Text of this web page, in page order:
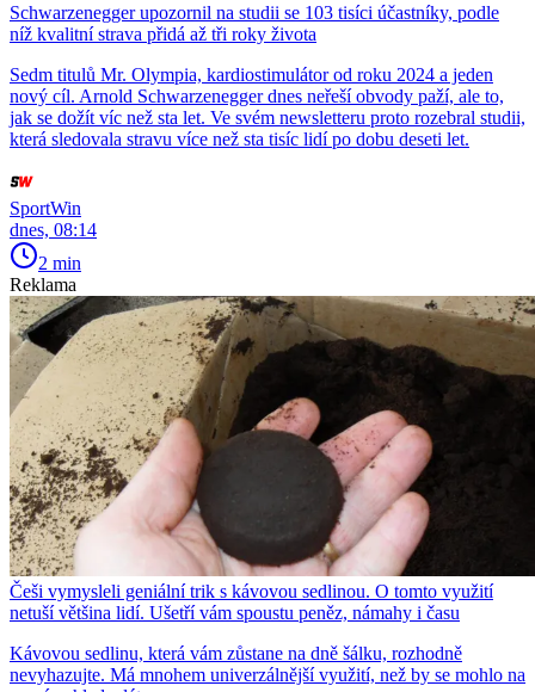
Schwarzenegger upozornil na studii se 103 tisíci účastníky, podle
níž kvalitní strava přidá až tři roky života
Sedm titulů Mr. Olympia, kardiostimulátor od roku 2024 a jeden
nový cíl. Arnold Schwarzenegger dnes neřeší obvody paží, ale to,
jak se dožít víc než sta let. Ve svém newsletteru proto rozebral studii,
která sledovala stravu více než sta tisíc lidí po dobu deseti let.
SportWin
dnes, 08:14
2 min
Reklama
Češi vymysleli geniální trik s kávovou sedlinou. O tomto využití
netuší většina lidí. Ušetří vám spoustu peněz, námahy i času
Kávovou sedlinu, která vám zůstane na dně šálku, rozhodně
nevyhazujte. Má mnohem univerzálnější využití, než by se mohlo na